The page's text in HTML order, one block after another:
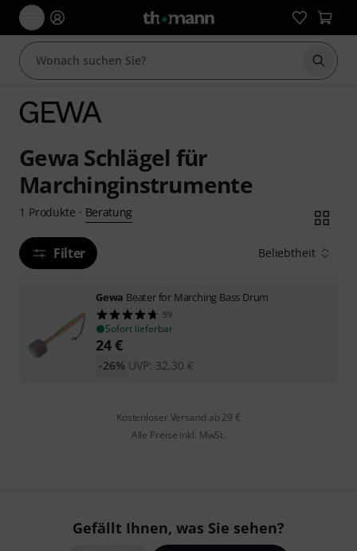
Suche
Gewa Schlägel für
Marchinginstrumente
1 Produkte · Beratung
Filter Beliebtheit
Gewa Beater for Marching Bass Drum
59
Sofort lieferbar
24€
UVP: 32,30 €
-26%
Kostenloser Versand ab 29 €
Alle Preise inkl. MwSt.
Gefällt Ihnen, was Sie sehen?